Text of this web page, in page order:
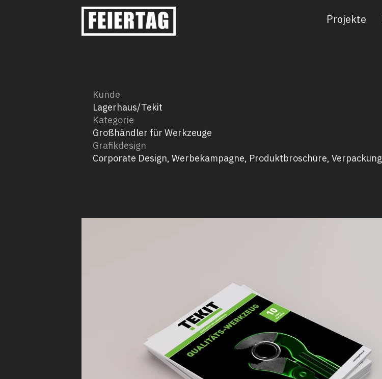
Projekte
Kunde
Lagerhaus/Tekit
Kategorie
Großhändler für Werkzeuge
Grafikdesign
Corporate Design, Werbekampagne, Produktbroschüre, Verpackung